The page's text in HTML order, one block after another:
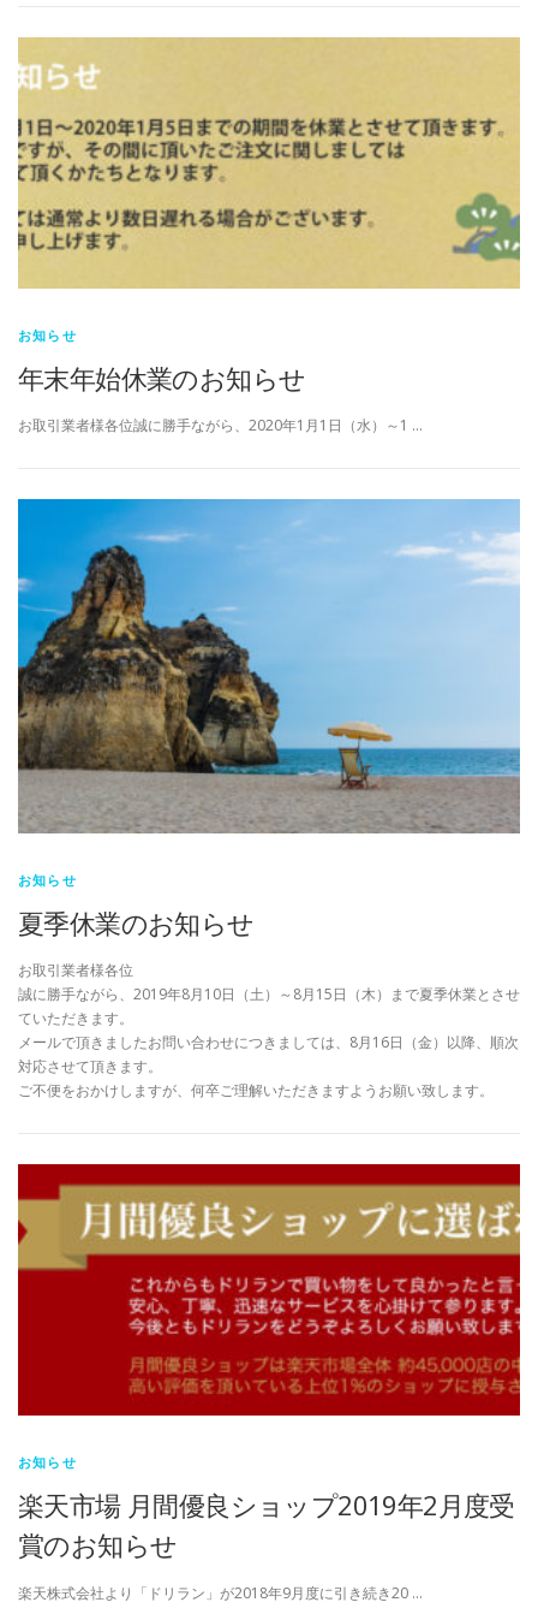
お知らせ
年末年始休業のお知らせ
お取引業者様各位誠に勝手ながら、2020年1月1日（水）～1 …
お知らせ
夏季休業のお知らせ
お取引業者様各位
誠に勝手ながら、2019年8月10日（土）～8月15日（木）まで夏季休業とさせ
ていただきます。
メールで頂きましたお問い合わせにつきましては、8月16日（金）以降、順次
対応させて頂きます。
ご不便をおかけしますが、何卒ご理解いただきますようお願い致します。
お知らせ
楽天市場 月間優良ショップ2019年2月度受
賞のお知らせ
楽天株式会社より「ドリラン」が2018年9月度に引き続き20 …